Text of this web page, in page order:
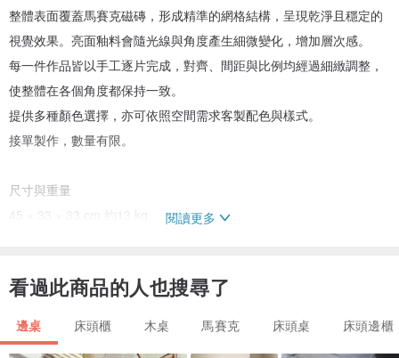
整體表面覆蓋馬賽克磁磚，形成精準的網格結構，呈現乾淨且穩定的
視覺效果。亮面釉料會隨光線與角度產生細微變化，增加層次感。
每一件作品皆以手工逐片完成，對齊、間距與比例均經過細緻調整，
使整體在各個角度都保持一致。
提供多種顏色選擇，亦可依照空間需求客製配色與樣式。
接單製作，數量有限。
尺寸與重量
45 × 33 × 33 cm 約13 kg
閱讀更多
看過此商品的人也搜尋了
邊桌 床頭櫃 木桌 馬賽克 床頭桌 床頭邊櫃